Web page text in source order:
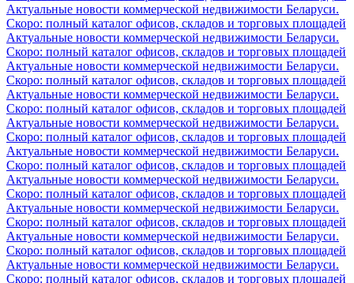
Актуальные новости коммерческой недвижимости Беларуси.
Скоро: полный каталог офисов, складов и торговых площадей
Актуальные новости коммерческой недвижимости Беларуси.
Скоро: полный каталог офисов, складов и торговых площадей
Актуальные новости коммерческой недвижимости Беларуси.
Скоро: полный каталог офисов, складов и торговых площадей
Актуальные новости коммерческой недвижимости Беларуси.
Скоро: полный каталог офисов, складов и торговых площадей
Актуальные новости коммерческой недвижимости Беларуси.
Скоро: полный каталог офисов, складов и торговых площадей
Актуальные новости коммерческой недвижимости Беларуси.
Скоро: полный каталог офисов, складов и торговых площадей
Актуальные новости коммерческой недвижимости Беларуси.
Скоро: полный каталог офисов, складов и торговых площадей
Актуальные новости коммерческой недвижимости Беларуси.
Скоро: полный каталог офисов, складов и торговых площадей
Актуальные новости коммерческой недвижимости Беларуси.
Скоро: полный каталог офисов, складов и торговых площадей
Актуальные новости коммерческой недвижимости Беларуси.
Скоро: полный каталог офисов, складов и торговых площадей